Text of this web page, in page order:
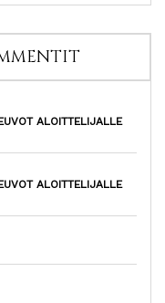
ALOITTELIJALLE
ALOITTELIJALLE